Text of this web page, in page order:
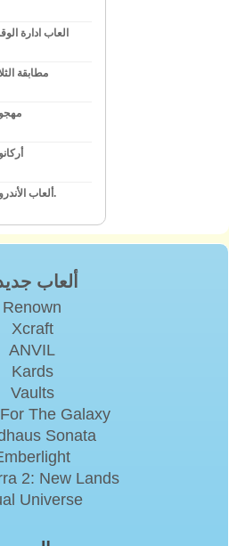
العاب ادارة
مطابقة
ألعاب الأندرويد.
ألعاب
Renown
Xcraft
ANVIL
Kards
Vaults
The Galaxy
Sonata
2: New Lands
Universe